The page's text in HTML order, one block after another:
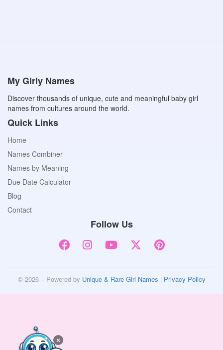
My Girly Names
Discover thousands of unique, cute and meaningful baby girl
names from cultures around the world.
Quick Links
Home
Names Combiner
Names by Meaning
Due Date Calculator
Blog
Contact
Follow Us
© 2026 – Powered by Unique & Rare Girl Names | Privacy Policy